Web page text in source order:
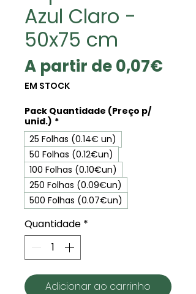
Azul Claro -
50x75 cm
A partir de0,07€
EM STOCK
Pack Quantidade (Preço p/
unid.) *
25 Folhas (0.14€ un)
50 Folhas (0.12€un)
100 Folhas (0.10€un)
250 Folhas (0.09€un)
500 Folhas (0.07€un)
Quantidade *
Adicionar ao carrinho